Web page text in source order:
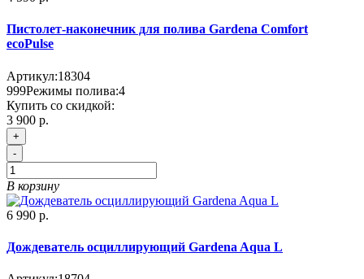
Пистолет-наконечник для полива Gardena Comfort
ecoPulse
Артикул:18304
999Режимы полива:4
Купить со скидкой:
3 900 р.
+
-
В корзину
6 990 р.
Дождеватель осциллирующий Gardena Aqua L